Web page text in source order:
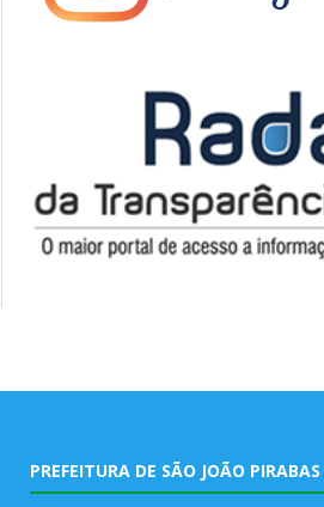
PREFEITURA DE SÃO JOÃO PIRABAS